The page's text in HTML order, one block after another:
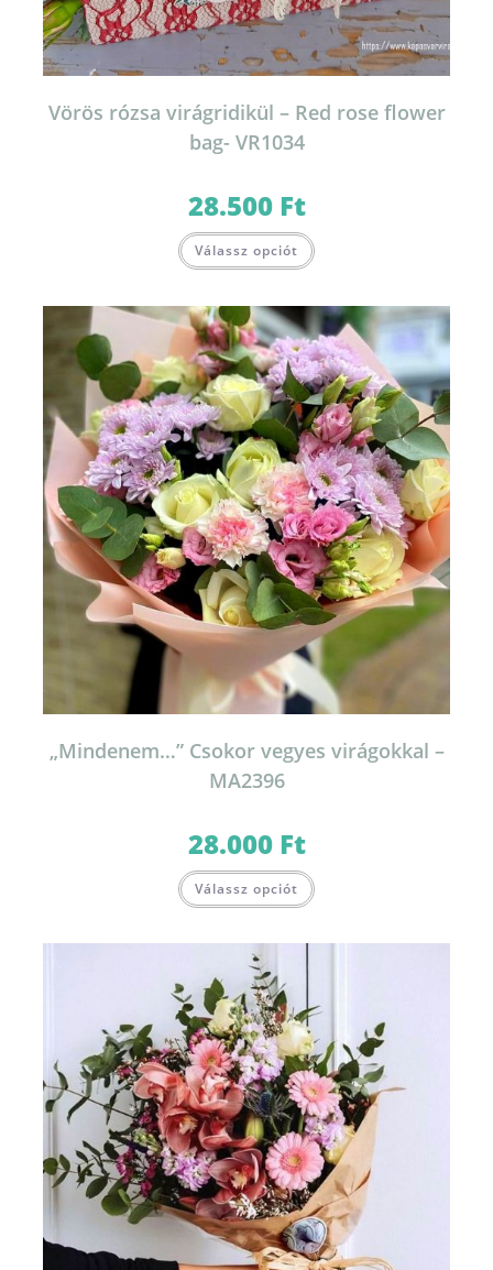
Vörös rózsa virágridikül – Red rose flower
bag- VR1034
28.500 Ft
Válassz opciót
„Mindenem…” Csokor vegyes virágokkal –
MA2396
28.000 Ft
Válassz opciót